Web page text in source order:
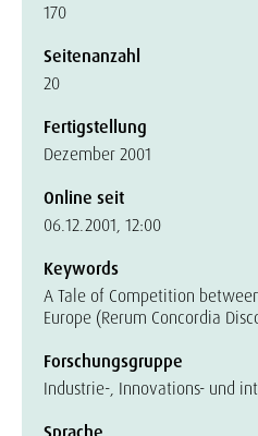
170
Seitenanzahl
20
Fertigstellung
Dezember 2001
Online seit
06.12.2001, 12:00
Keywords
A Tale of Competition
Europe (Rerum Concordia
Forschungsgruppe
Industrie-, Innovations- und